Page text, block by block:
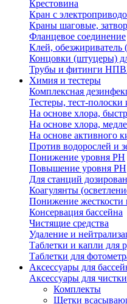
Крестовина
Кран с
Краны шаговые,
Фланцевое соединение
Клей, обезжириватель
Концовки (штуцеры)
Трубы и фитинги
Химия и тестеры
Комплексная
Тестеры, тест-
На основе хлора,
На основе хлора,
На основе активного
Против водорослей и
Понижение уровня РН
Повышение уровня РН
Для станций
Коагулянты
Понижение жесткости
Консервация бассейна
Чистящие средства
Удаление и
Таблетки и капли для
Таблетки для
Аксессуары для
Аксессуары для
Комплекты
Щетки